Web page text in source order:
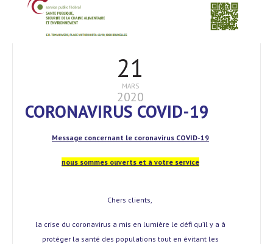
21
MARS
2020
CORONAVIRUS COVID-19
Message concernant le coronavirus COVID-19
nous sommes ouverts et à votre service
Chers clients,
la crise du coronavirus a mis en lumière le défi qu’il y a à
protéger la santé des populations tout en évitant les